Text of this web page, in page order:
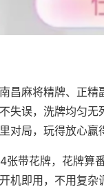
昌麻将精牌、正
失误，洗牌均匀
局，玩得放心赢
带花牌，花牌算
机即用，不用复